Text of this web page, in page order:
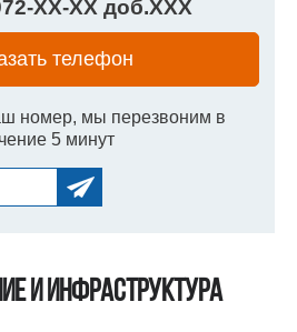
XX-XXдоб.XXX
телефон
номер, мы перезвоним в
5 минут
и инфраструктура